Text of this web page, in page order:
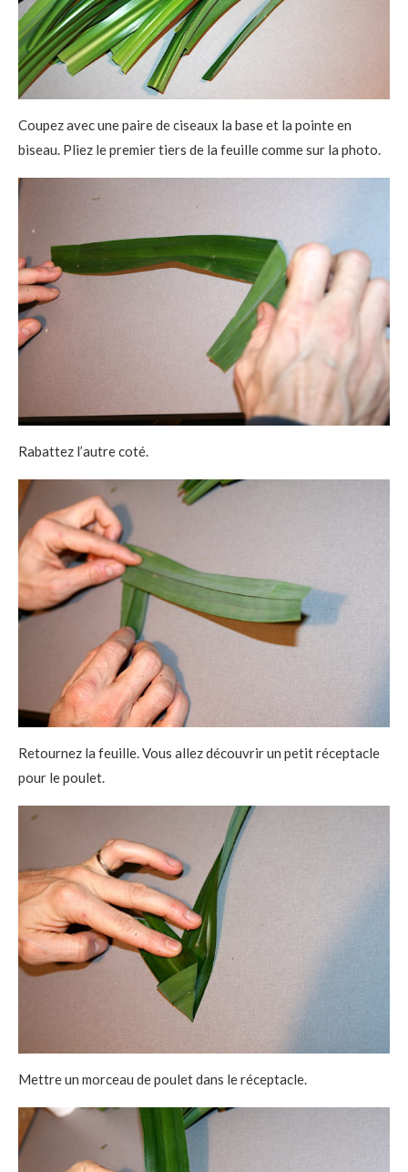
Coupez avec une paire de ciseaux la base et la pointe en
biseau. Pliez le premier tiers de la feuille comme sur la photo.
Rabattez l’autre coté.
Retournez la feuille. Vous allez découvrir un petit réceptacle
pour le poulet.
Mettre un morceau de poulet dans le réceptacle.